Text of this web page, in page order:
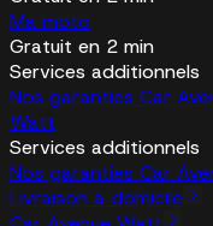
Ma moto
Gratuit en 2 min
Services additionnels
Nos garanties Car
Watt
Services additionnels
Nos garanties Car
Livraison à domicile